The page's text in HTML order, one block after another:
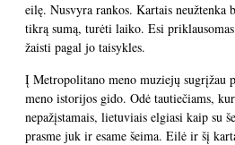
eilę. Nusvyra rankos. Kartais neužtenka
tikrą sumą, turėti laiko. Esi
žaisti pagal jo taisykles.
Į Metropolitano meno muziejų sugrįžau
meno istorijos gido. Odė tautiečiams,
nepažįstamais, lietuviais elgiasi kaip su
prasme juk ir esame šeima. Eilė ir šį